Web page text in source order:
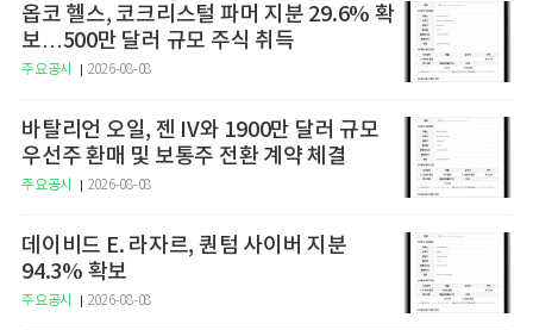
옵코 헬스, 코크리스털 파머 지분 29.6% 확
보…500만 달러 규모 주식 취득
주요공시 2026-08-08
바탈리언 오일, 젠 IV와 1900만 달러 규모
우선주 환매 및 보통주 전환 계약 체결
주요공시 2026-08-08
데이비드 E. 라자르, 퀀텀 사이버 지분
94.3% 확보
주요공시 2026-08-08